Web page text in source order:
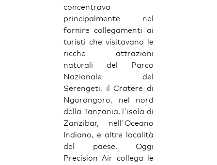
concentrava
principalmente nel
fornire collegamenti ai
turisti che visitavano le
ricche attrazioni
naturali del Parco
Nazionale del
Serengeti, il Cratere di
Ngorongoro, nel nord
della Tanzania, l'isola di
Zanzibar, nell'Oceano
Indiano, e altre località
del paese. Oggi
Precision Air collega le